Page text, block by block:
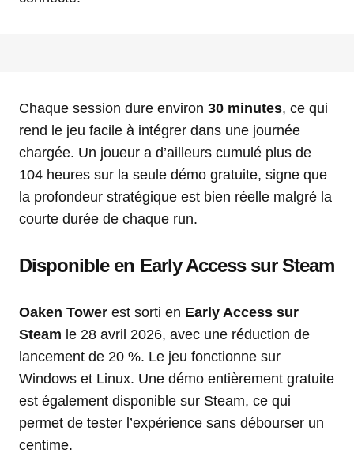
Chaque session dure environ 30 minutes, ce qui
rend le jeu facile à intégrer dans une journée
chargée. Un joueur a d’ailleurs cumulé plus de
104 heures sur la seule démo gratuite, signe que
la profondeur stratégique est bien réelle malgré la
courte durée de chaque run.
Disponible en Early Access sur Steam
Oaken Tower est sorti en Early Access sur
Steam le 28 avril 2026, avec une réduction de
lancement de 20 %. Le jeu fonctionne sur
Windows et Linux. Une démo entièrement gratuite
est également disponible sur Steam, ce qui
permet de tester l’expérience sans débourser un
centime.